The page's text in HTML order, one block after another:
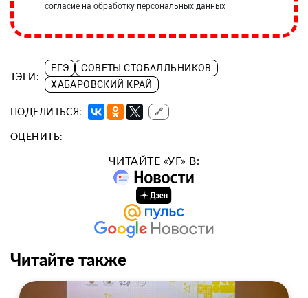
согласие на обработку персональных данных
ТЭГИ:
ЕГЭ
СОВЕТЫ СТОБАЛЛЬНИКОВ
ХАБАРОВСКИЙ КРАЙ
ПОДЕЛИТЬСЯ: 🔗
ОЦЕНИТЬ:
ЧИТАЙТЕ «УГ» В:
Читайте также